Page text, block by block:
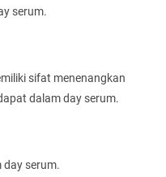
serum.
sifat menenangkan
dalam day serum.
day serum.